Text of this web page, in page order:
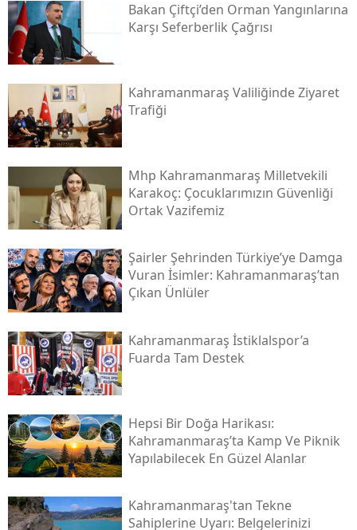
Bakan Çiftçi’den Orman Yangınlarına
Karşı Seferberlik Çağrısı
Kahramanmaraş Valiliğinde Ziyaret
Trafiği
Mhp Kahramanmaraş Milletvekili
Karakoç: Çocuklarımızın Güvenliği
Ortak Vazifemiz
Şairler Şehrinden Türkiye’ye Damga
Vuran İsimler: Kahramanmaraş’tan
Çıkan Ünlüler
Kahramanmaraş İstiklalspor’a
Fuarda Tam Destek
Hepsi Bir Doğa Harikası:
Kahramanmaraş’ta Kamp Ve Piknik
Yapılabilecek En Güzel Alanlar
Kahramanmaraş'tan Tekne
Sahiplerine Uyarı: Belgelerinizi